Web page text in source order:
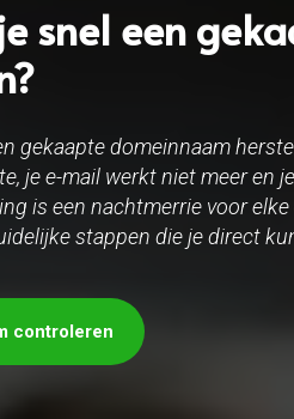
snel een
gekaapte domeinnaam
je e-mail werkt niet meer en
is een nachtmerrie voor
stappen die je direct
controleren